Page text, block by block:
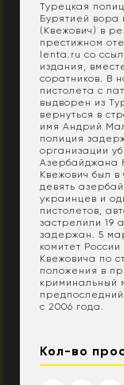
Турецкая
Бурятией вора
(Квежович) в
престижном
lenta.ru со
издания,
соратников. В
пистолета с
выдворен из
вернуться в
имя Андрий
полиция
организации
Азербайджана
Квежович был
девять
украинцев и
пистолетов,
застрелили 19
задержан. 5
комитет
Квежовича по
положения в
криминальный
с 2006 года.
Кол-во